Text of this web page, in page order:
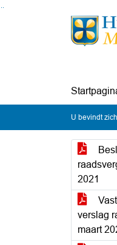
Ga naar de inhoud van
Ga naar het zoeken
Ga naar het menu
U bevindt
2021
verslag
maart